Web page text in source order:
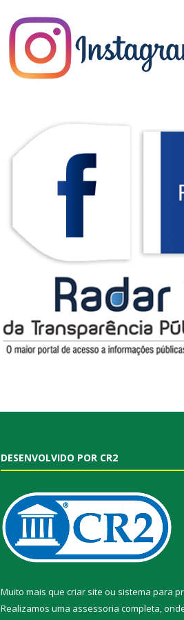
DESENVOLVIDO POR CR2
Muito mais que criar site ou sistema para
Realizamos uma assessoria completa,